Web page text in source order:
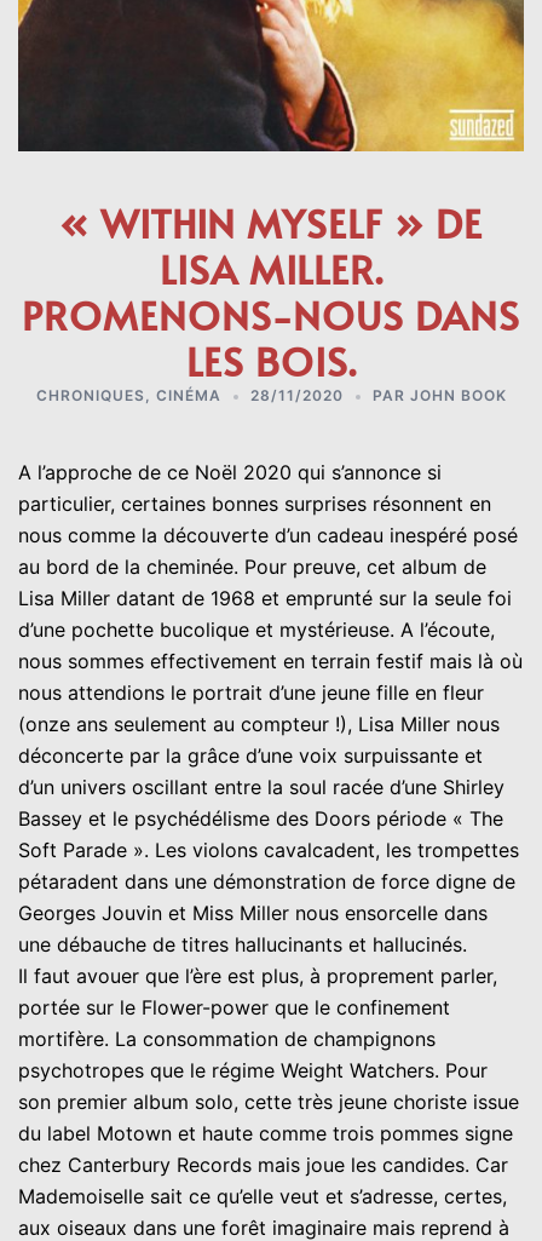
« WITHIN MYSELF » DE
LISA MILLER.
PROMENONS-NOUS DANS
LES BOIS.
CHRONIQUES , CINÉMA 28/11/2020 PAR JOHN BOOK
A l’approche de ce Noël 2020 qui s’annonce si
particulier, certaines bonnes surprises résonnent en
nous comme la découverte d’un cadeau inespéré posé
au bord de la cheminée. Pour preuve, cet album de
Lisa Miller datant de 1968 et emprunté sur la seule foi
d’une pochette bucolique et mystérieuse. A l’écoute,
nous sommes effectivement en terrain festif mais là où
nous attendions le portrait d’une jeune fille en fleur
(onze ans seulement au compteur !), Lisa Miller nous
déconcerte par la grâce d’une voix surpuissante et
d’un univers oscillant entre la soul racée d’une Shirley
Bassey et le psychédélisme des Doors période « The
Soft Parade ». Les violons cavalcadent, les trompettes
pétaradent dans une démonstration de force digne de
Georges Jouvin et Miss Miller nous ensorcelle dans
une débauche de titres hallucinants et hallucinés.
Il faut avouer que l’ère est plus, à proprement parler,
portée sur le Flower-power que le confinement
mortifère. La consommation de champignons
psychotropes que le régime Weight Watchers. Pour
son premier album solo, cette très jeune choriste issue
du label Motown et haute comme trois pommes signe
chez Canterbury Records mais joue les candides. Car
Mademoiselle sait ce qu’elle veut et s’adresse, certes,
aux oiseaux dans une forêt imaginaire mais reprend à